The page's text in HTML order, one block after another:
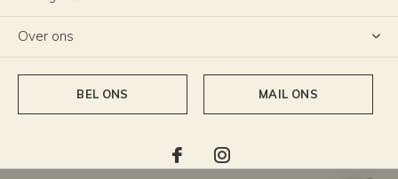
Over ons
BEL ONS MAIL ONS